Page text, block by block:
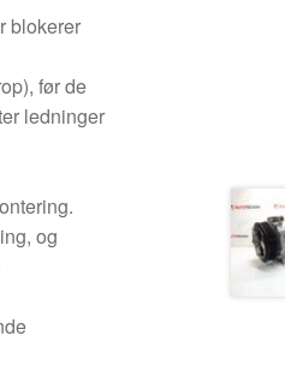
blokerer
før de
ledninger
og